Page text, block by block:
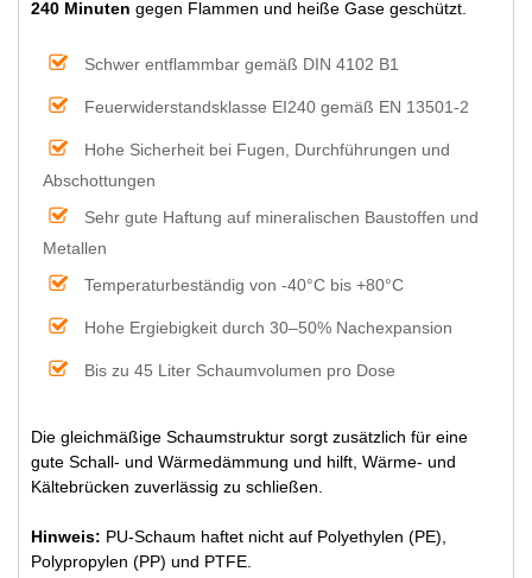
240 Minuten gegen Flammen und heiße Gase geschützt.
Schwer entflammbar gemäß DIN 4102 B1
Feuerwiderstandsklasse EI240 gemäß EN 13501-2
Hohe Sicherheit bei Fugen, Durchführungen und
Abschottungen
Sehr gute Haftung auf mineralischen Baustoffen und
Metallen
Temperaturbeständig von -40°C bis +80°C
Hohe Ergiebigkeit durch 30–50% Nachexpansion
Bis zu 45 Liter Schaumvolumen pro Dose
Die gleichmäßige Schaumstruktur sorgt zusätzlich für eine
gute Schall- und Wärmedämmung und hilft, Wärme- und
Kältebrücken zuverlässig zu schließen.
Hinweis: PU-Schaum haftet nicht auf Polyethylen (PE),
Polypropylen (PP) und PTFE.